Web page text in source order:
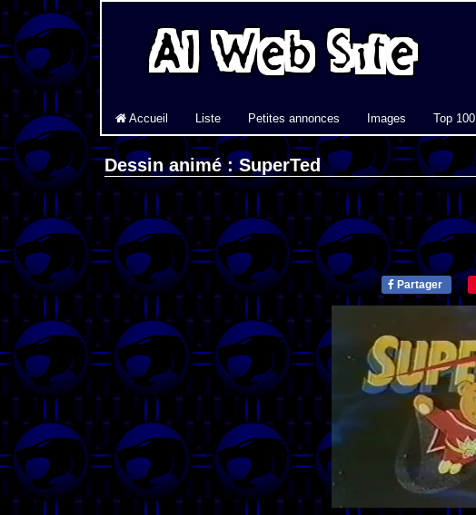
Accueil Liste Petites annonces Images Top 100
Dessin animé : SuperTed
Partager